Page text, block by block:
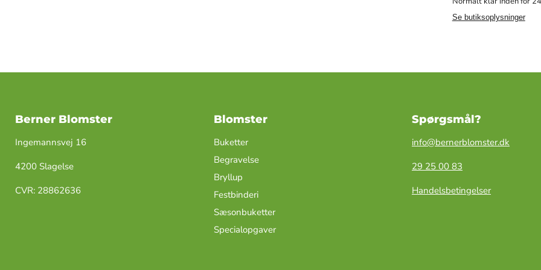
Se butiksoplysninger
Berner Blomster
Ingemannsvej 16
4200 Slagelse
​CVR: ​28862636
Blomster
Buketter
Begravelse
Bryllup
Festbinderi
Sæsonbuketter
Specialopgaver
Spørgsmål?
info@bernerblomster.dk
29 25 00 83
Handelsbetingelser